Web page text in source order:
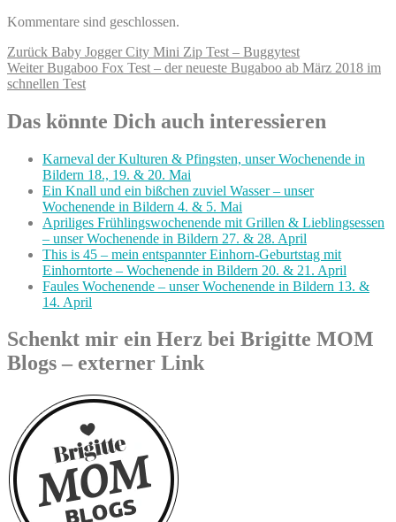
Kommentare sind geschlossen.
Beitragsnavigation
Zurück Vorheriger
Beitrag:
Baby Jogger City Mini Zip Test – Buggytest
Weiter Nächster
Beitrag:
Bugaboo Fox Test – der neueste Bugaboo ab März 2018 im
schnellen Test
Das könnte Dich auch interessieren
Karneval der Kulturen & Pfingsten, unser Wochenende in
Bildern 18., 19. & 20. Mai
Ein Knall und ein bißchen zuviel Wasser – unser
Wochenende in Bildern 4. & 5. Mai
Apriliges Frühlingswochenende mit Grillen & Lieblingsessen
– unser Wochenende in Bildern 27. & 28. April
This is 45 – mein entspannter Einhorn-Geburtstag mit
Einhorntorte – Wochenende in Bildern 20. & 21. April
Faules Wochenende – unser Wochenende in Bildern 13. &
14. April
Schenkt mir ein Herz bei Brigitte MOM
Blogs – externer Link